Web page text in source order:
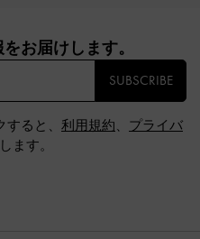
お届けします。​
SUBSCRIBE
ると、 利用規約、 プライバ
ます。